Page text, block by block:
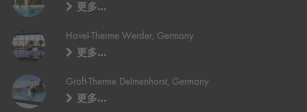
更多…
Havel-Therme Werder, Germany
更多…
Graft-Therme Delmenhorst, Germany
更多…